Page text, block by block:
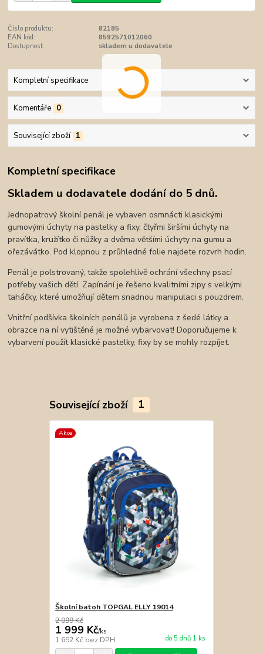
Číslo produktu:
82185
EAN kód:
8592571012060
Dostupnost:
skladem u dodavatele
Kompletní specifikace
Komentáře 0
Související zboží 1
Kompletní specifikace
Skladem u dodavatele dodání do 5 dnů.
Jednopatrový školní penál je vybaven osmnácti klasickými
gumovými úchyty na pastelky a fixy, čtyřmi širšími úchyty na
pravítka, kružítko či nůžky a dvěma většími úchyty na gumu a
ořezávátko. Pod klopnou z průhledné folie najdete rozvrh hodin.
Penál je polstrovaný, takže spolehlivě ochrání všechny psací
potřeby vašich dětí. Zapínání je řešeno kvalitními zipy s velkými
taháčky, které umožňují dětem snadnou manipulaci s pouzdrem.
Vnitřní podšívka školních penálů je vyrobena z šedé látky a
obrazce na ní vytištěné je možné vybarvovat! Doporučujeme k
vybarvení použít klasické pastelky, fixy by se mohly rozpíjet.
Související zboží 1
Akce
Školní batoh TOPGAL ELLY 19014
2 099 Kč
1 999 Kč/ks
1 652 Kč bez DPH do 5 dnů 1 ks